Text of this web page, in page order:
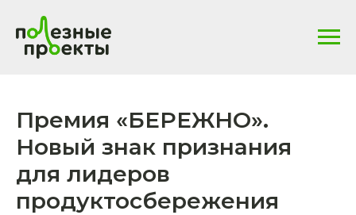
Премия «БЕРЕЖНО».
Новый знак признания
для лидеров
продуктосбережения